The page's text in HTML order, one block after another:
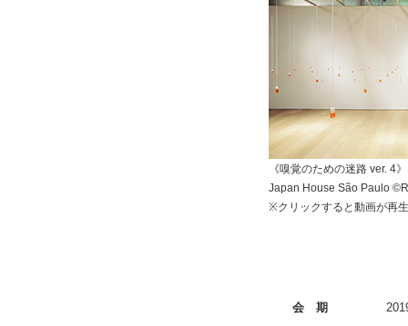
《嗅覚のための迷路 ver. 4》
Japan House São Paulo
※クリックすると動画が再
会 期